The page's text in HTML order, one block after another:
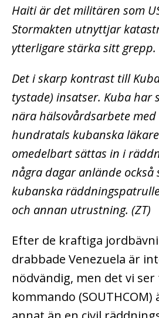
Haiti är det militären som
Stormakten utnyttjar
ytterligare stärka sitt grepp.
Det i skarp kontrast till
tystade) insatser. Kuba har
nära hälsovårdsarbete med
hundratals kubanska
omedelbart sättas in i
några dagar anlände
kubanska
och annan utrustning. (ZT)
Efter de kraftiga
drabbade Venezuela är
nödvändig, men det vi ser
kommando